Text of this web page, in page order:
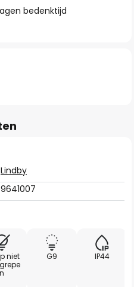
bedenktijd
Lindby
9641007
niet
n
G9 IP44